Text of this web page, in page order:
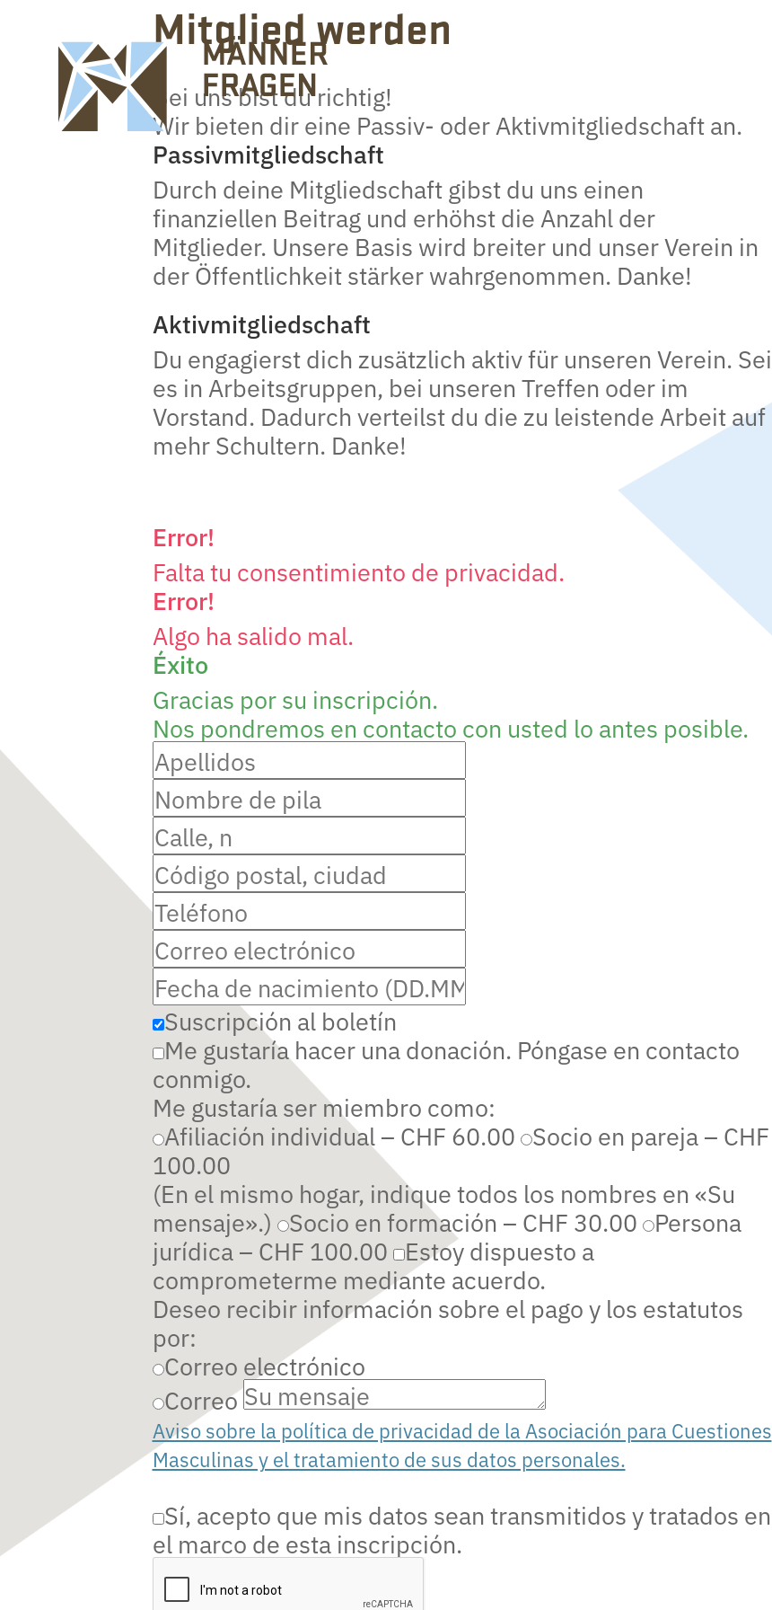
Mitglied werden
Bei uns bist du richtig!
Wir bieten dir eine Passiv- oder Aktivmitgliedschaft an.
Passivmitgliedschaft
Durch deine Mitgliedschaft gibst du uns einen
finanziellen Beitrag und erhöhst die Anzahl der
Mitglieder. Unsere Basis wird breiter und unser Verein in
der Öffentlichkeit stärker wahrgenommen. Danke!
Aktivmitgliedschaft
Du engagierst dich zusätzlich aktiv für unseren Verein. Sei
es in Arbeitsgruppen, bei unseren Treffen oder im
Vorstand. Dadurch verteilst du die zu leistende Arbeit auf
mehr Schultern. Danke!
Error!
Falta tu consentimiento de privacidad.
Error!
Algo ha salido mal.
Éxito
Gracias por su inscripción.
Nos pondremos en contacto con usted lo antes posible.
Suscripción al boletín
Me gustaría hacer una donación. Póngase en contacto
conmigo.
Me gustaría ser miembro como:
Afiliación individual – CHF 60.00 Socio en pareja – CHF
100.00
(En el mismo hogar, indique todos los nombres en «Su
mensaje».) Socio en formación – CHF 30.00 Persona
jurídica – CHF 100.00 Estoy dispuesto a
comprometerme mediante acuerdo.
Deseo recibir información sobre el pago y los estatutos
por:
Correo electrónico
Correo
Aviso sobre la política de privacidad de la Asociación para Cuestiones
Masculinas y el tratamiento de sus datos personales.
Sí, acepto que mis datos sean transmitidos y tratados en
el marco de esta inscripción.